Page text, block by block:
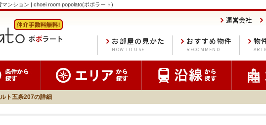
ンション | choei room popolato(ポポラート)
運営会社
物
おすすめ物件
RECOMMEND
お部屋の見かた
HOW TO USE
ト五条207の詳細